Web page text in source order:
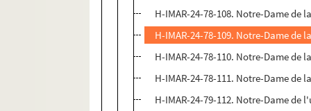
H-IMAR-24-78-108. Notre-Dame de
H-IMAR-24-78-109. Notre-Dame de
H-IMAR-24-78-110. Notre-Dame de
H-IMAR-24-78-111. Notre-Dame de
H-IMAR-24-79-112. Notre-Dame